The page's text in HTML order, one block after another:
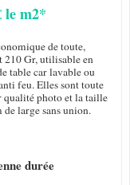
le m2*
de toute,
210 Gr, utilisable en
table car lavable ou
feu. Elles sont toute
photo et la taille
large sans union.
durée